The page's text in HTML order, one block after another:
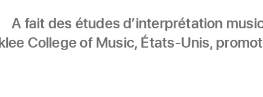
A fait des études d’interprétation
College of Music, États‑Unis,